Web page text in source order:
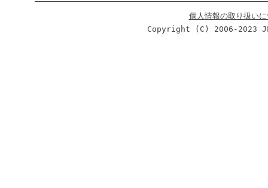
個人情報の取り扱い
Copyright (C) 2006-2023